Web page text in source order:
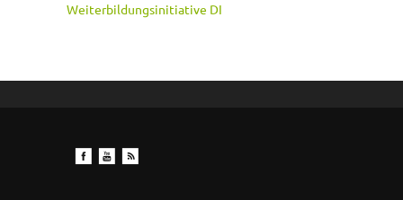
Weiterbildungsinitiative DI